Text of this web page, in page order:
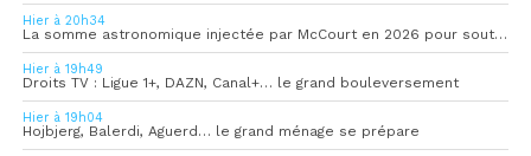
Hier à 20h34
La somme astronomique injectée par McCourt en 2026 pour soutenir l’OM
Hier à 19h49
Droits TV : Ligue 1+, DAZN, Canal+… le grand bouleversement
Hier à 19h04
Hojbjerg, Balerdi, Aguerd… le grand ménage se prépare